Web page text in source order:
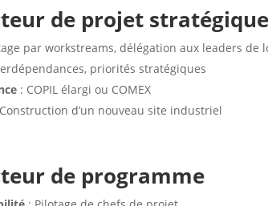
de projet stratégique
par workstreams, délégation aux leaders de
priorités stratégiques
: COPIL élargi ou COMEX
d’un nouveau site industriel
de programme